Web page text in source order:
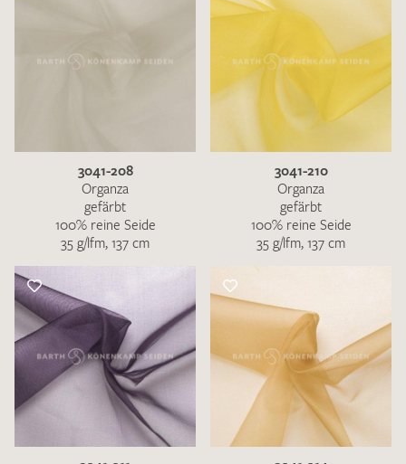
3041-208
Organza
gefärbt
100% reine Seide
35 g/lfm, 137 cm
3041-210
Organza
gefärbt
100% reine Seide
35 g/lfm, 137 cm